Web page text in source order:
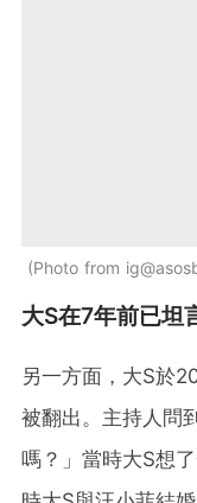
Photo from
大S在7年前已坦
另一方面，大S於
被翻出。主持人問
嗎？」當時大S想